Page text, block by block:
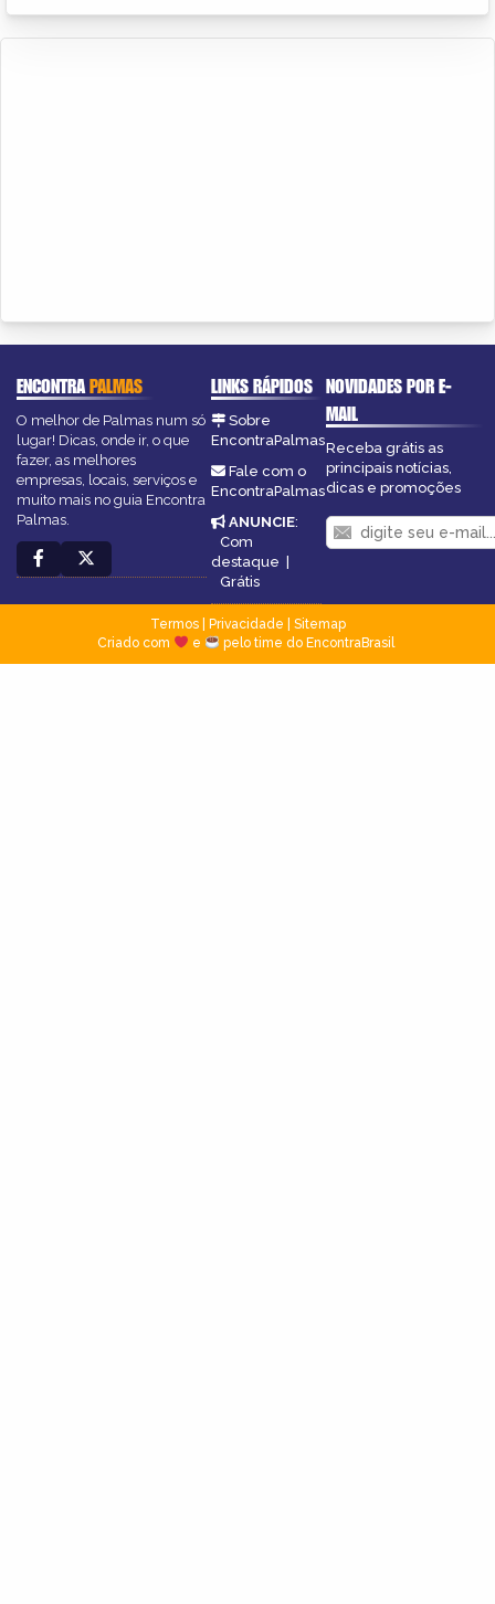
ENCONTRAPALMAS
O melhor de Palmas num só
lugar! Dicas, onde ir, o que
fazer, as melhores
empresas, locais, serviços e
muito mais no guia Encontra
Palmas.
LINKS RÁPIDOS
Sobre
EncontraPalmas
Fale com o
EncontraPalmas
ANUNCIE:
Com
destaque |
Grátis
NOVIDADES POR E-
MAIL
Receba grátis as
principais notícias,
dicas e promoções
Termos| Privacidade
Sitemap
Criado com
e pelo time do EncontraBrasil